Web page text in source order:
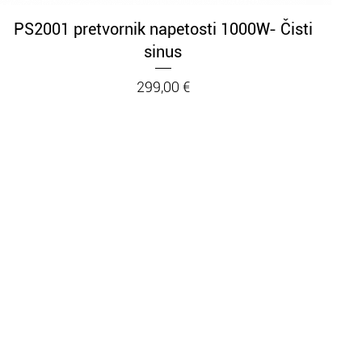
Hiter ogled
PS2001 pretvornik napetosti 1000W- Čisti
sinus
Cena
299,00 €